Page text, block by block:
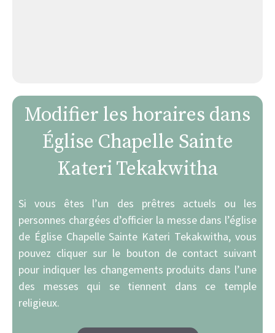
Modifier les horaires dans
Église Chapelle Sainte
Kateri Tekakwitha
Si vous êtes l’un des prêtres actuels ou les
personnes chargées d’officier la messe dans l’église
de Église Chapelle Sainte Kateri Tekakwitha, vous
pouvez cliquer sur le bouton de contact suivant
pour indiquer les changements produits dans l’une
des messes qui se tiennent dans ce temple
religieux.